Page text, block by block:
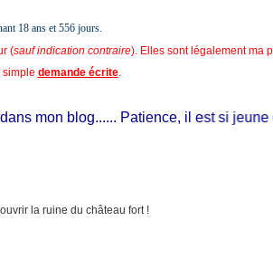
18 ans et556 jours.
(sauf indication contraire). Elles sont légalement ma
simple demande écrite.
mon blog...... Patience, il est si jeune